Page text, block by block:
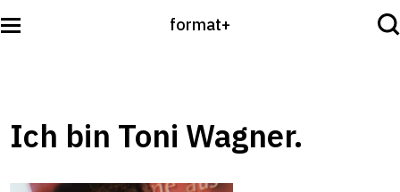
format+
Ich bin Toni Wagner.